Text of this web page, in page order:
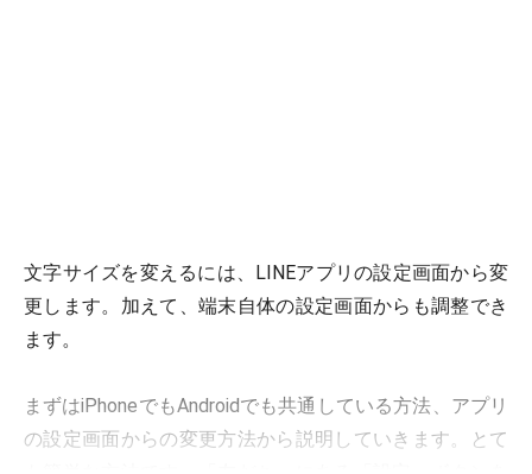
文字サイズを変えるには、LINEアプリの設定画面から変
更します。加えて、端末自体の設定画面からも調整でき
ます。
まずはiPhoneでもAndroidでも共通している方法、アプリ
の設定画面からの変更方法から説明していきます。とて